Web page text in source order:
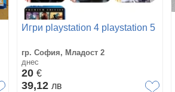
Игри playstation 4 playstation 5
гр. София, Младост 2
днес
20 €
39,12 лв